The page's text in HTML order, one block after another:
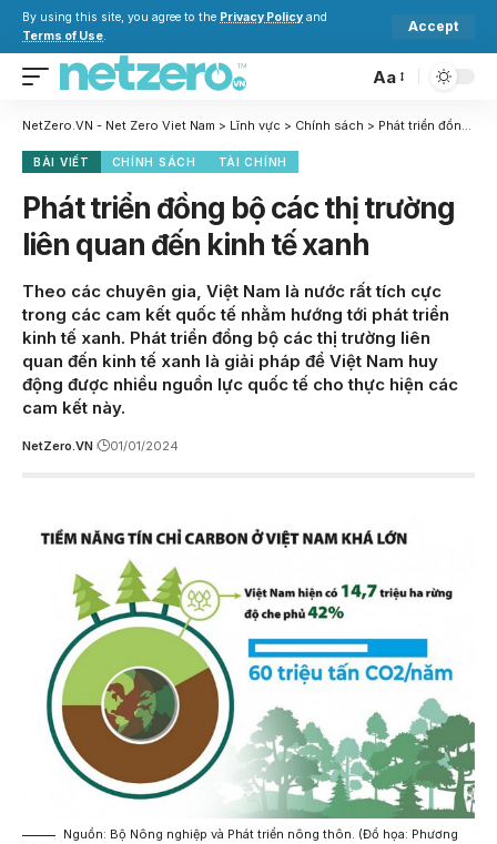
By using this site, you agree to the Privacy Policy and
Terms of Use.
Accept
Aa
NetZero.VN - Net Zero Viet Nam > Lĩnh vực > Chính sách > Phát triển đồng bộ các thị trường liên quan đến kinh tế xanh
BÀI VIẾT CHÍNH SÁCH TÀI CHÍNH
Phát triển đồng bộ các thị trường
liên quan đến kinh tế xanh
Theo các chuyên gia, Việt Nam là nước rất tích cực
trong các cam kết quốc tế nhằm hướng tới phát triển
kinh tế xanh. Phát triển đồng bộ các thị trường liên
quan đến kinh tế xanh là giải pháp để Việt Nam huy
động được nhiều nguồn lực quốc tế cho thực hiện các
cam kết này.
NetZero.VN 01/01/2024
Nguồn: Bộ Nông nghiệp và Phát triển nông thôn. (Đồ họa: Phương